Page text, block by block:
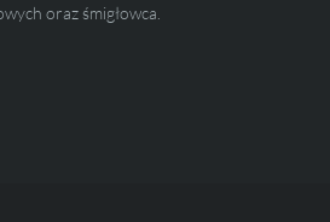
oraz śmigłowca.